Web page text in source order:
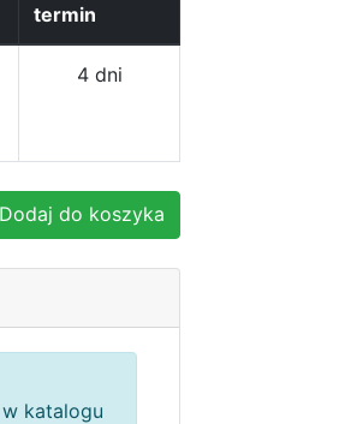
termin
4 dni
Dodaj do koszyka
katalogu